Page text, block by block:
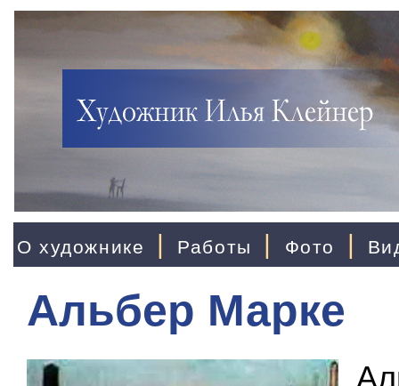
О художнике | Работы | Фото |
Альбер Марке